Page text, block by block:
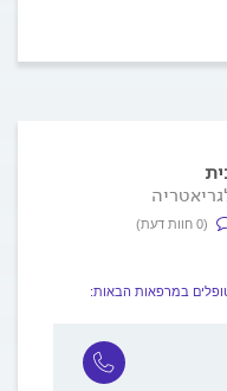
(0 חוות דעת)
במרפאות הבאות: